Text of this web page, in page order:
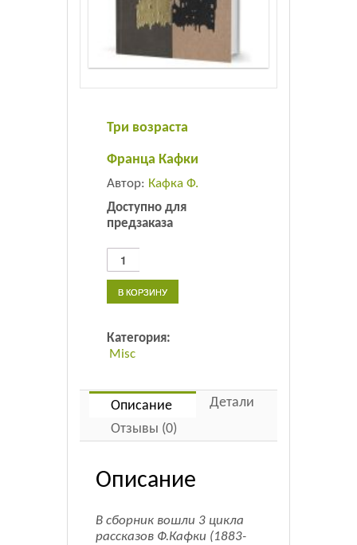
Три возраста
Франца Кафки
Автор: Кафка Ф.
Доступно для
предзаказа
Количество
товара
Три
возраста
Кафки
В КОРЗИНУ
Категория:
Misc
Описание
Детали
Отзывы (0)
Описание
В сборник вошли 3 цикла
рассказов Ф.Кафки (1883-